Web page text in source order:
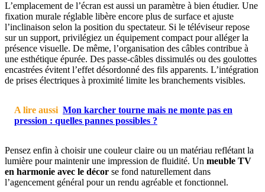
L’emplacement de l’écran est aussi un paramètre à bien étudier. Une
fixation murale réglable libère encore plus de surface et ajuste
l’inclinaison selon la position du spectateur. Si le téléviseur repose
sur un support, privilégiez un équipement compact pour alléger la
présence visuelle. De même, l’organisation des câbles contribue à
une esthétique épurée. Des passe-câbles dissimulés ou des goulottes
encastrées évitent l’effet désordonné des fils apparents. L’intégration
de prises électriques à proximité limite les branchements visibles.
A lire aussi Mon karcher tourne mais ne monte pas en
pression : quelles pannes possibles ?
Pensez enfin à choisir une couleur claire ou un matériau reflétant la
lumière pour maintenir une impression de fluidité. Un meuble TV
en harmonie avec le décor se fond naturellement dans
l’agencement général pour un rendu agréable et fonctionnel.